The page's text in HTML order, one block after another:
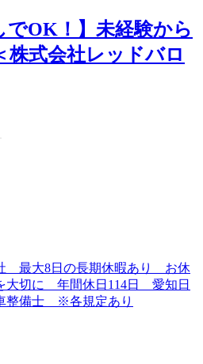
でOK！】未経験から
株式会社レッドバロ